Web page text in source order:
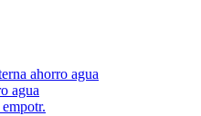
ahorro agua
agua